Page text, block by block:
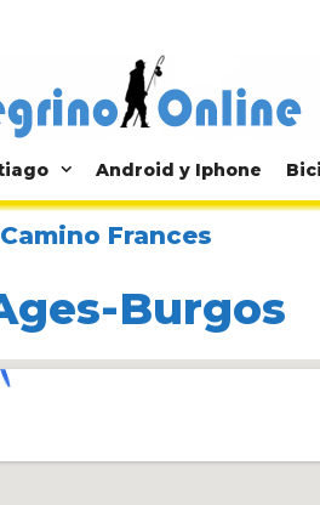
Android y Iphone
Camino Frances
Burgos